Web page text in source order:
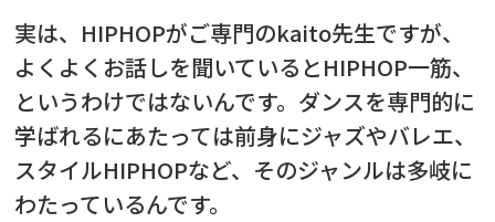
実は、HIPHOPがご専門のkaito先生ですが、
よくよくお話しを聞いているとHIPHOP一筋、
というわけではないんです。 ダンスを専門的に
学ばれるにあたっては前身にジャズやバレエ、
スタイルHIPHOPなど、そのジャンルは多岐に
わたっているんです。